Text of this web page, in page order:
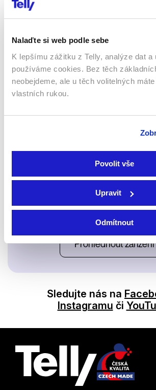
Nalaďte si web podle sebe
K lepšímu zážitku z Telly, analýze dat a
používáme cookies. Bez těch
neobejdeme, ale u těch volitelných
vlastních rukou.
Povolit vše
Upravit
Odmítnout
Satelit
Prohlédnout zařízení
Sledujte nás na
Instagramu či